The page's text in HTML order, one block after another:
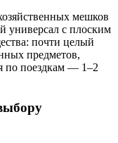
мешков
универсал с плоским
почти целый
предметов,
по поездкам — 1–2